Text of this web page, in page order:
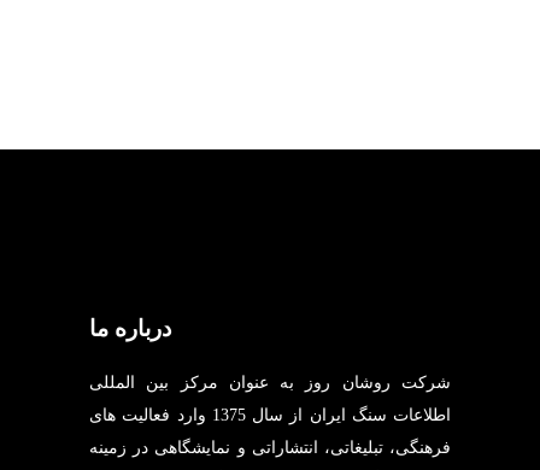
درباره ما
شرکت روشان روز به عنوان مرکز بین المللی
اطلاعات سنگ ایران از سال 1375 وارد فعالیت های
فرهنگی، تبلیغاتی، انتشاراتی و نمایشگاهی در زمینه